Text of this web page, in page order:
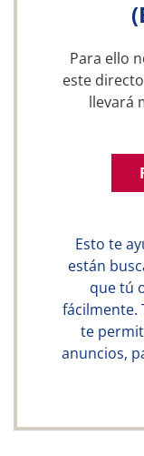
Para ello
este
llevará
Esto te
están
que tú
fácilmente.
te
anuncios,